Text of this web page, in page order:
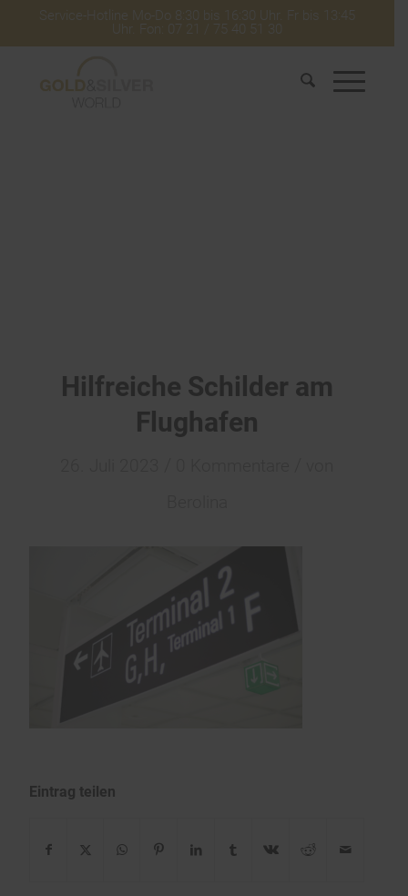
Service-Hotline Mo-Do 8:30 bis 16:30 Uhr. Fr bis 13:45
Uhr. Fon: 07 21 / 75 40 51 30
Hilfreiche Schilder am
Flughafen
Eintrag teilen